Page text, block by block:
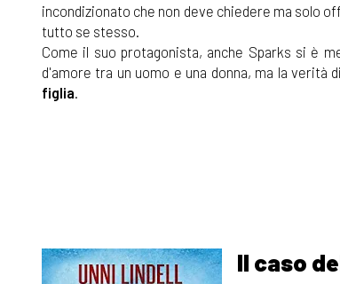
incondizionato che non deve chiedere ma solo
tutto se stesso.
Come il suo protagonista, anche Sparks si è
d'amore tra un uomo e una donna, ma la
figlia
Il caso